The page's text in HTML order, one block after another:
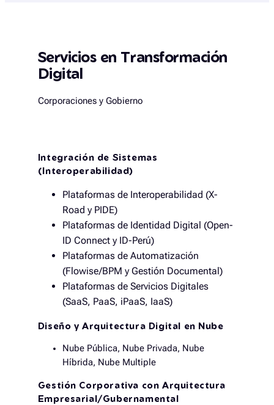
Servicios en Transformación
Digital
Corporaciones y Gobierno
Integración de Sistemas
(Interoperabilidad)
Plataformas de Interoperabilidad (X-
Road y PIDE)
Plataformas de Identidad Digital (Open-
ID Connect y ID-Perú)
Plataformas de Automatización
(Flowise/BPM y Gestión Documental)
Plataformas de Servicios Digitales
(SaaS, PaaS, iPaaS, IaaS)
Diseño y Arquitectura Digital en Nube
Nube Pública, Nube Privada, Nube
Híbrida, Nube Multiple
Gestión Corporativa con Arquitectura
Empresarial/Gubernamental